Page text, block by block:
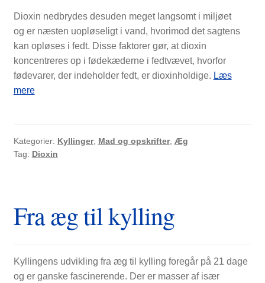
NYTTIG VIDEN
PASNING OG PLEJE
Dioxin nedbrydes desuden meget langsomt i miljøet
og er næsten uopløseligt i vand, hvorimod det sagtens
kan opløses i fedt. Disse faktorer gør, at dioxin
koncentreres op i fødekæderne i fedtvævet, hvorfor
fødevarer, der indeholder fedt, er dioxinholdige. Læs
mereDioxinforurening
Kategorier: Kyllinger, Mad og opskrifter, Æg
Tag: Dioxin
Fra æg til kylling
Kyllingens udvikling fra æg til kylling foregår på 21 dage
og er ganske fascinerende. Der er masser af især